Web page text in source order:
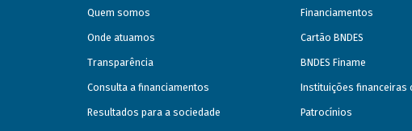
Quem somos
Onde atuamos
Transparência
Consulta a financiamentos
Resultados para a sociedade
Financiamentos
Cartão BNDES
BNDES Finame
Instituições financeiras
Patrocínios